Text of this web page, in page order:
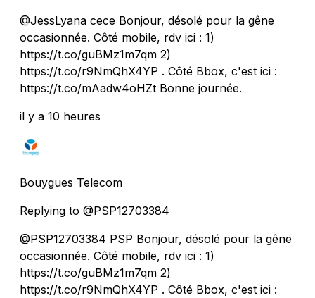
@JessLyana cece Bonjour, désolé pour la gêne
occasionnée. Côté mobile, rdv ici : 1)
https://t.co/guBMz1m7qm 2)
https://t.co/r9NmQhX4YP . Côté Bbox, c'est ici :
https://t.co/mAadw4oHZt Bonne journée.
il y a 10 heures
Bouygues Telecom
Replying to @PSP12703384
@PSP12703384 PSP Bonjour, désolé pour la gêne
occasionnée. Côté mobile, rdv ici : 1)
https://t.co/guBMz1m7qm 2)
https://t.co/r9NmQhX4YP . Côté Bbox, c'est ici :